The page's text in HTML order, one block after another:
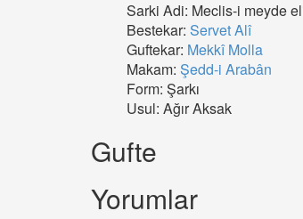
Sarki Adi: Meclis-i meyde
Bestekar: Servet Alî
Guftekar: Mekkî Molla
Makam: Şedd-i Arabân
Form: Şarkı
Usul: Ağır Aksak
Gufte
Yorumlar